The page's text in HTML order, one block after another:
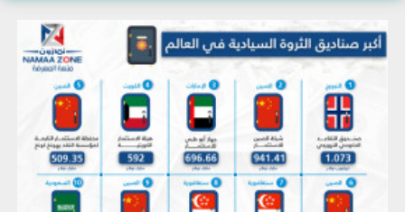
إنفوجرافيك: أكبر صناديق الثروة السيادية في العالم